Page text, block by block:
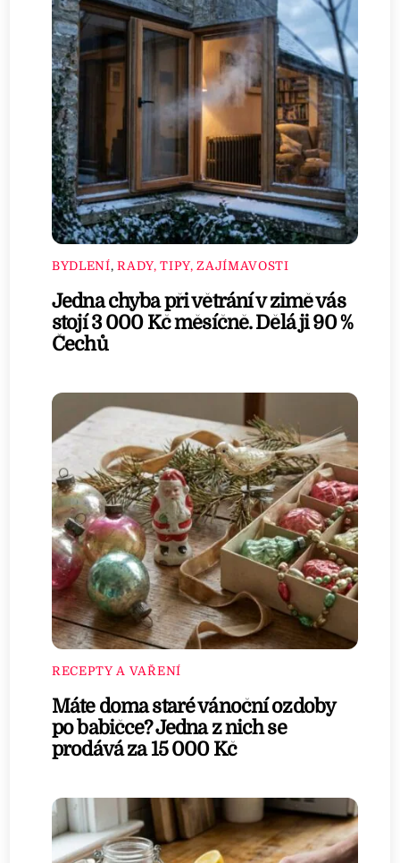
BYDLENÍ,RADY, TIPY, ZAJÍMAVOSTI
Jedna chyba při větrání v zimě vás
stojí 3 000 Kč měsíčně. Dělá ji 90 %
Čechů
RECEPTY A VAŘENÍ
Máte doma staré vánoční ozdoby
po babičce? Jedna z nich se
prodává za 15 000 Kč